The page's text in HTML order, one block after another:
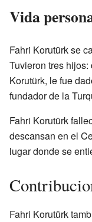
Vida
Fahri Korutürk se
Tuvieron tres
Korutürk, le fue
fundador de la
Fahri Korutürk
descansan en el
lugar donde se
Fahri Korutürk